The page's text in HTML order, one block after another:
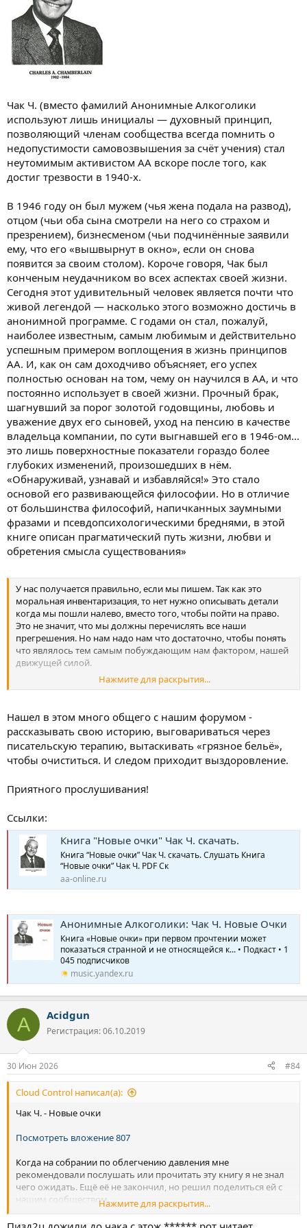
Чак Ч. (вместо фамилий Анонимные Алкоголики
используют лишь инициалы — духовный принцип,
позволяющий членам сообщества всегда помнить о
недопустимости самовозвышения за счёт учения) стал
неутомимым активистом АА вскоре после того, как
достиг трезвости в 1940-х.
В 1946 году он был мужем (чья жена подала на развод),
отцом (чьи оба сына смотрели на него со страхом и
презрением), бизнесменом (чьи подчинённые заявили
ему, что его «вышвырнут в окно», если он снова
появится за своим столом). Короче говоря, Чак был
конченым неудачником во всех аспектах своей жизни.
Сегодня этот удивительный человек является почти что
живой легендой — насколько этого возможно достичь в
анонимной программе. С годами он стал, пожалуй,
наиболее известным, самым любимым и действительно
успешным примером воплощения в жизнь принципов
АА. И, как он сам доходчиво объясняет, его успех
полностью основан на том, чему он научился в АА, и что
постоянно использует в своей жизни. Прочный брак,
шагнувший за порог золотой годовщины, любовь и
уважение двух его сыновей, уход на пенсию в качестве
владельца компании, по сути выгнавшей его в 1946-ом...
это лишь поверхностные показатели гораздо более
глубоких изменений, произошедших в нём.
«Обнаруживай, узнавай и избавляйся!» Это стало
основой его развивающейся философии. Но в отличие
от большинства философий, напичканных заумными
фразами и псевдопсихологическими бреднями, в этой
книге описан прагматический путь жизни, любви и
обретения смысла существования»
У нас получается правильно, если мы пишем. Так как это
моральная инвентаризация, то нет нужно описывать детали
когда мы пошли налево, вместо того, чтобы пойти на право.
Это не значит, что мы должны перечислять все наши
прегрешения. Но нам надо нам что достаточно, чтобы понять
что являлось тем самым побуждающим нам фактором, нашей
движущей силой.
Если мы хотим всё упростить, то всё сводится к попыткам
удовлетворить его, а это невозможно сделать.
Мы пишем, а потом мы делимся этим. Мы признаем это перед
Богом, собой и другим человеком. Этот другой человек
выводит нас на нужную позицию. Я могу признать перед Богом
я разложил всю эту грязь пере другим человеком и у меня
осталась хоть капля Эго - то я ничего не сделал. Этот шаг
Итак, мы пишем, потом мы делимся этим, а потом мы должны
избавиться от этого. И мы избавляемся.
Нажмите для раскрытия...
Нашел в этом много общего с нашим форумом -
рассказывать свою историю, выговариваться через
писательскую терапию, вытаскивать «грязное бельё»,
чтобы очиститься. И следом приходит выздоровление.
Приятного прослушивания!
Ссылки:
Книга "Новые очки" Чак Ч. скачать.
Книга “Новые очки” Чак Ч. скачать. Слушать Книга
“Новые очки” Чак Ч. PDF Cк
aa-online.ru
Анонимные Алкоголики: Чак Ч. Новые Очки
Книга «Новые очки» при первом прочтении может
показаться странной и не относящейся к... • Подкаст • 1
045 подписчиков
music.yandex.ru
A Acidgun
Регистрация: 06.10.2019
30 Июн 2026 #84
Cloud Control написал(а):
Чак Ч. - Новые очки
Посмотреть вложение 807
Когда на собрании по облегчению давления мне
рекомендовали послушать или прочитать эту книгу я не знал
чего ожидать. Ещё её не закончил, но решил поделиться ей с
нашим сообществом.
«Человек, который объяснил свою интерпретацию и
Нажмите для раскрытия...